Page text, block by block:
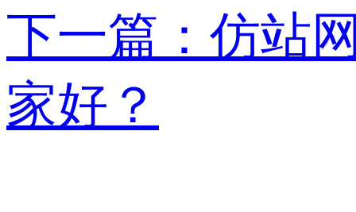
下一篇：仿站
家好？